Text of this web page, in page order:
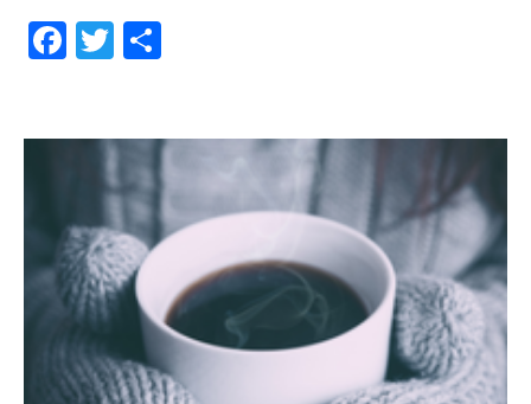
Facebook
Twitter